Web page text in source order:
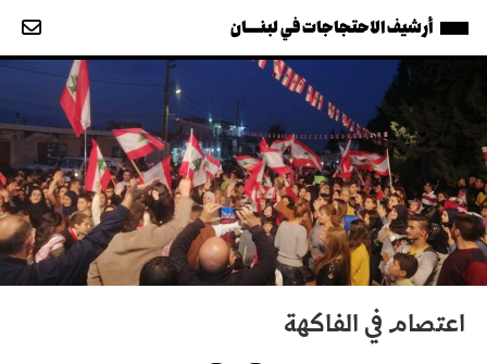
أرشيف الاحتجاجات في لبنــــان
اعتصام في الفاكهة